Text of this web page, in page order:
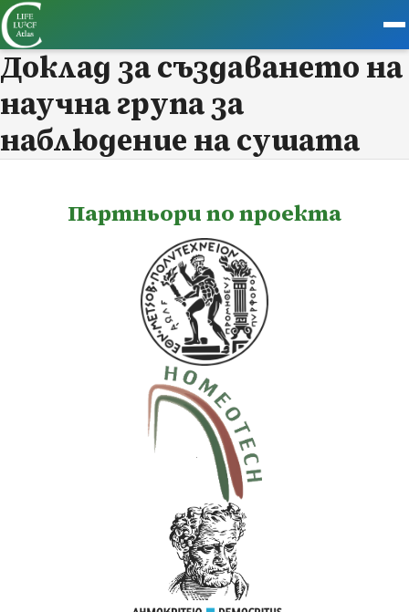
Доклад за създаването на
научна група за
наблюдение на сушата
Партньори по проекта